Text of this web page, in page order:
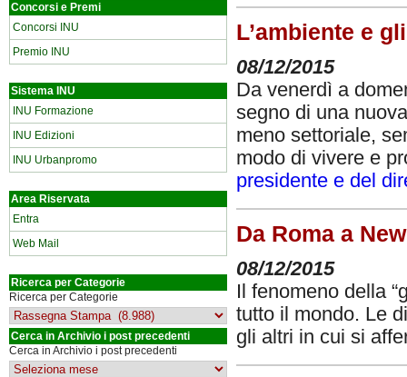
Concorsi e Premi
Concorsi INU
Premio INU
Sistema INU
INU Formazione
INU Edizioni
INU Urbanpromo
Area Riservata
Entra
Web Mail
Ricerca per Categorie
Ricerca per Categorie
Cerca in Archivio i post precedenti
Cerca in Archivio i post precedenti
L’ambiente e
08/12/2015
Da venerdì a
segno di una
meno settoriale,
modo di vivere e
presidente e del
Da Roma a
08/12/2015
Il fenomeno della
tutto il mondo. Le
gli altri in cui si